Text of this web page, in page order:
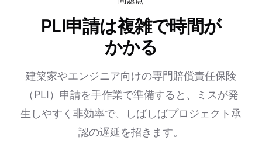
PLI申請は複雑で時間が
かかる
建築家やエンジニア向けの専門賠償責任保険
（PLI）申請を手作業で準備すると、ミスが発
生しやすく非効率で、しばしばプロジェクト承
認の遅延を招きます。